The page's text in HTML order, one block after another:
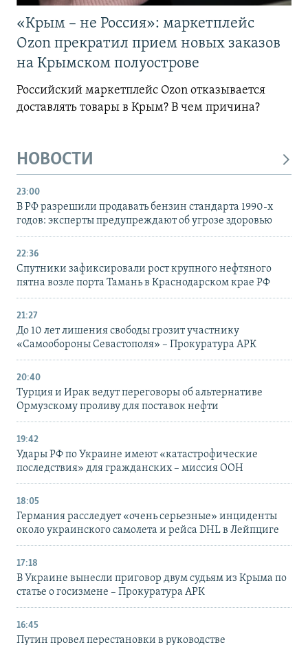
«Крым – не Россия»: маркетплейс
Ozon прекратил прием новых заказов
на Крымском полуострове
Российский маркетплейс Ozon отказывается
доставлять товары в Крым? В чем причина?
НОВОСТИ
23:00
В РФ разрешили продавать бензин стандарта 1990-х
годов: эксперты предупреждают об угрозе здоровью
22:36
Спутники зафиксировали рост крупного нефтяного
пятна возле порта Тамань в Краснодарском крае РФ
21:27
До 10 лет лишения свободы грозит участнику
«Самообороны Севастополя» – Прокуратура АРК
20:40
Турция и Ирак ведут переговоры об альтернативе
Ормузскому проливу для поставок нефти
19:42
Удары РФ по Украине имеют «катастрофические
последствия» для гражданских – миссия ООН
18:05
Германия расследует «очень серьезные» инциденты
около украинского самолета и рейса DHL в Лейпциге
17:18
В Украине вынесли приговор двум судьям из Крыма по
статье о госизмене – Прокуратура АРК
16:45
Путин провел перестановки в руководстве